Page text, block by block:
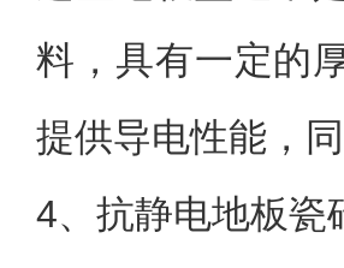
料，具有一定的
提供导电性能，
4、抗静电地板瓷